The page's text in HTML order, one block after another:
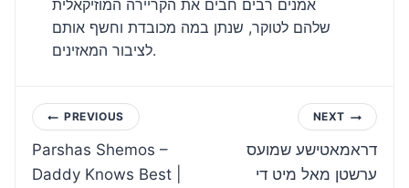
אמנים רבים חבים את הקריירה המוזיקאלית
שלהם לטוקר, שנתן במה מכובדת וחשף אותם
לציבור המאזינים.
Post
navigation
PREVIOUS
Parshas Shemos –
Daddy Knows Best |
NEXT
דראמאטישע שמועס
ערשטן מאל מיט די